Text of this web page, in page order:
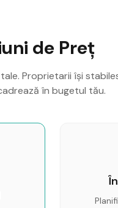
de Preț
Proprietarii își
în bugetul tău.